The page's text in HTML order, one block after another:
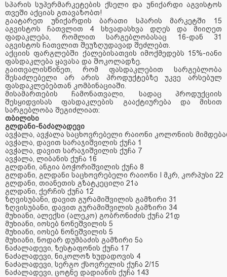
სპარის სუპერმარკეტების ქსელი და უნიქარდი აგვისტოს
თვეში აქციას გთავაზობთ!
გაატარეთ უნიქარდის ბარათი სპარის მარკეტში 15
აგვისტოს ჩათვლით 4 სხვადასხვა დღეს და მიიღეთ
ფადაკლება, რომლით სარგებლობასაც 16-დან 31
აგვისტოს ჩათვლით შეუზღუდავად შეძლებთ.
აქციის ფარგლებში ქალებისათვის იმოქმედებს 15%-იანი
ფასდაკლება ყავასა და შოკოლადზე.
გაითვალისწინეთ, რომ ფასდაკლებით სარგებლობა
შესაძლებელი არ არის პროდუქტებზე უკვე არსებულ
ფასდაკლებებთან კომბინაციაში.
მისამართების ჩამონათვალი, სადაც პროდუქციის
შესყიდვისას ფასდაკლების გააქტიურება და მისით
სარგებლობა შეგიძლიათ:
თბილისი
გლდანი-ნაძალადევი
ავჭალა, ავჭალა საცხოვრებელი რაიონი კოლონიის
ავჭალა, დავით სარაჯიშვილის ქუჩა 1
ავჭალა, დავით სარაჯიშვილის ქუჩა 7
ავჭალა, ლიბანის ქუჩა 16
გლდანი, ანგია ბოჭორიშვილის ქუჩა 8
გლდანი, გლდანი საცხოვრებელი რაიონი მკრ, კორპუსი 22
გლდანი, თიანეთის გზატკეცილი 21 ა
გლდანი, ქერჩის ქუჩა 12
ზღვისუბანი, დავით გურამიშვილის გამზირი 31
ზღვისუბანი, დავით გურამიშვილის გამზირი 34
მუხიანი, ალექსი (ალეკო) გობრონიძის ქუჩა 21 დ
მუხიანი, იოსებ ნონეშვილის 5
მუხიანი, იოსებ ნონეშვილის 5
მუხიანი, ნოდარ დუმბაძის გამზირი 5ა
ნაძალადევი, ზესტაფონის ქუჩა 17
ნაძალადევი, ნიკოლოზ ხუდადოვის 4
ნაძალადევი, სერგო ქსოვრელის ქუჩა 2/15
ნაძალადევი, ცოტნე დადიანის ქუჩა 143